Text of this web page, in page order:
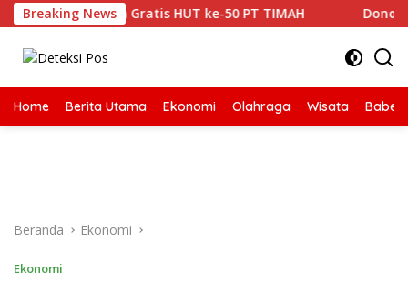
Langsung
ke
konten
Breaking News
Kesehatan Gratis HUT ke-50 PT TIMAH Donor
Home Berita Utama Ekonomi Olahraga Wisata Babel
Beranda Ekonomi
Ekonomi